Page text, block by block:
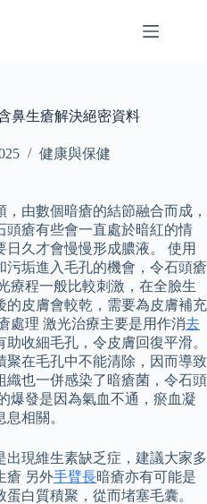
鼻生瘡解決絕密資料
健康與保健
由數個暗瘡的結節融合而成，
頭瘡有些會一直處於暗紅的情
久才會慢慢形成膿液。 使用
污垢進入毛孔的機會，令石頭瘡
療程一般比較刺激，在全臉生
的皮膚會較乾，需要為皮膚補充
處理 激光治療主要是用作消去
收細毛孔，令皮膚回復平滑。
聚在毛孔中不能清除，因而導致
織也一併感染了暗瘡菌，令石頭
爆發是因為氣血不通，瘀血凝
相關。
現維生素缺乏症，建議大家多
瘡 另外手臂長暗瘡亦有可能是
白質積聚，從而堵塞毛囊。